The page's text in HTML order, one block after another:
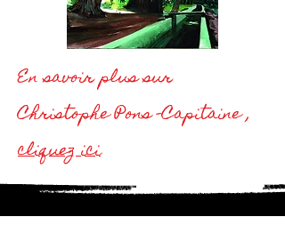
En savoir plus sur
Christophe Pons -Capitaine,
cliquez ici